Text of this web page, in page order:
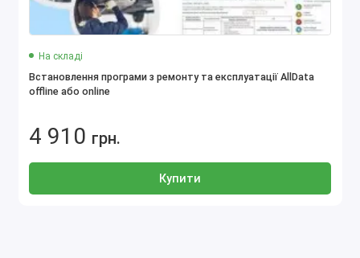
На складі
Встановлення програми з ремонту та експлуатації AllData
offline або online
4 910 грн.
Купити